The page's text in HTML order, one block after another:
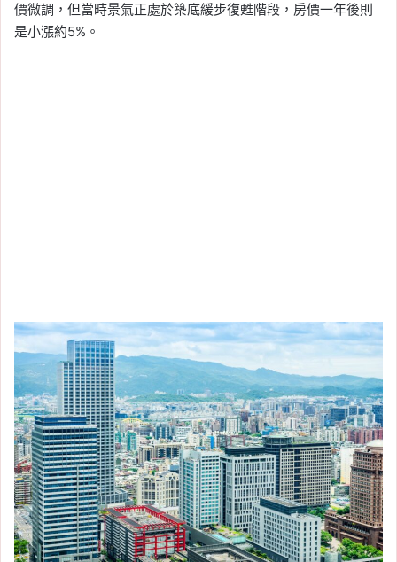
價微調，但當時景氣正處於築底緩步復甦階段，房價一年後則
是小漲約5%。